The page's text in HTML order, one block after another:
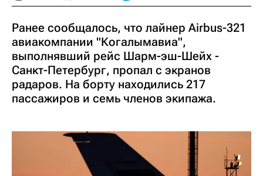
Ранее сообщалось, что лайнер Airbus-321
авиакомпании "Когалымавиа",
выполнявший рейс Шарм-эш-Шейх -
Санкт-Петербург, пропал с экранов
радаров. На борту находились 217
пассажиров и семь членов экипажа.